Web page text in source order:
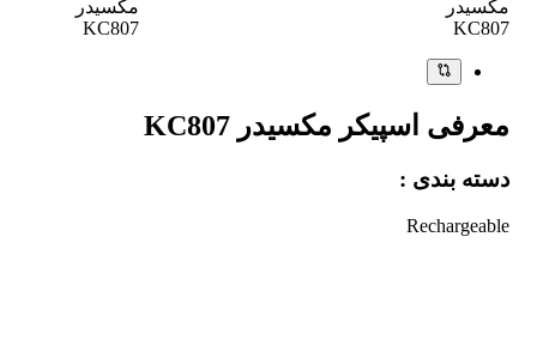
معرفی اسپیکر مکسیدر KC807
دسته بندی :
Rechargeable